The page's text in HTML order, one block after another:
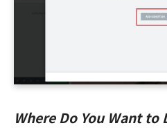
Where Do You Want to